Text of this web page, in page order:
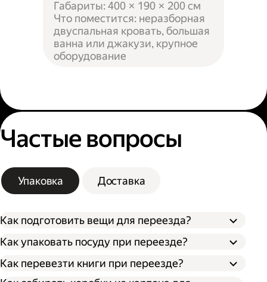
Габариты: 400 × 190 × 200 см
Что поместится: неразборная
двуспальная кровать, большая
ванна или джакузи, крупное
оборудование
Частые вопросы
Упаковка Доставка
Как подготовить вещи для переезда?
Сначала упакуйте предметы интерьера,
обувь и одежду, которые не понадобятся в
Как упаковать посуду при переезде?
Застелите дно коробки поролоном,
синтепоном или другим мягким
Как перевезти книги при переезде?